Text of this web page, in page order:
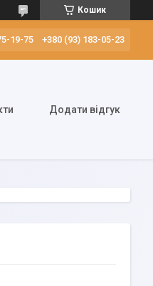
Кошик
19-75 +380 (93) 183-05-23
Додати відгук